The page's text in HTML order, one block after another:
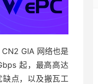
GIA 网络也是
起，最高高达
点，以及搬瓦工